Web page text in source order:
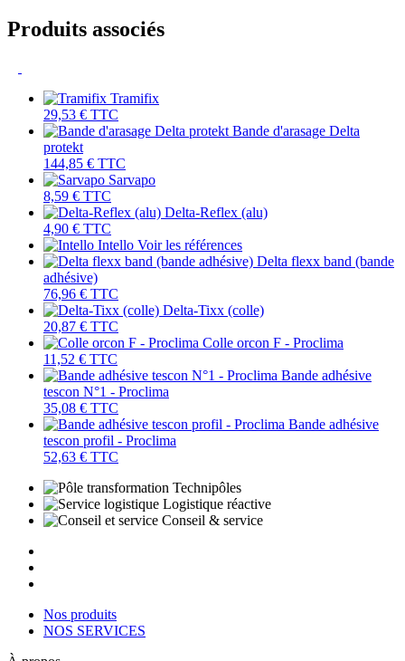
Produits associés
Tramifix
29,53 € TTC
Bande d'arasage Delta
protekt
144,85 € TTC
Sarvapo
8,59 € TTC
Delta-Reflex (alu)
4,90 € TTC
Intello Voir les références
Delta flexx band (bande
adhésive)
76,96 € TTC
Delta-Tixx (colle)
20,87 € TTC
Colle orcon F - Proclima
11,52 € TTC
Bande adhésive
tescon N°1 - Proclima
35,08 € TTC
Bande adhésive
tescon profil - Proclima
52,63 € TTC
Technipôles
Logistique réactive
Conseil & service
Nos produits
NOS SERVICES